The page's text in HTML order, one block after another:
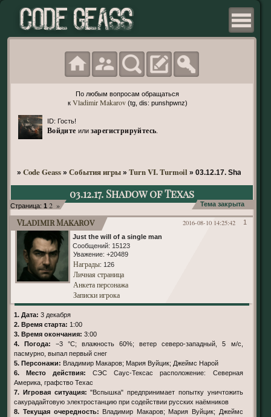
По любым вопросам обращаться
к Vladimir Makarov(tg, dis: punshpwnz)
ID: Гость!
Войдите или зарегистрируйтесь
» Code Geass » События игры » Turn VI. Turmoil » 03.12.17. Shadow of
03.12.17. Shadow of Texas
Страница: 1 2 » Тема закрыта
1
2016-08-10 14:25:42
Vladimir Makarov
Just the will of a single man
Сообщений: 15123
Уважение: +20489
Награды: 126
Личная страница
Анкета персонажа
Записки игрока
1. Дата: 3 декабря
2. Время старта: 1:00
3. Время окончания: 3:00
4. Погода:
−3 °C; влажность 60%; ветер северо-западный, 5 м/с,
пасмурно, выпал первый снег
5. Персонажи: Владимир Макаров; Мария Вуйцик; Джеймс Нарой
6. Место действия:
СЭС Саус-Тексас расположение: Северная
Америка, графство Техас
7. Игровая ситуация: "Вспышка" предпринимает попытку уничтожить
сакурадайтовую электростанцию при содействии русских наёмников
8. Текущая очередность: Владимир Макаров; Мария Вуйцик; Джеймс